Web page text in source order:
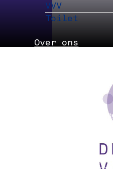
VVV
Toilet
Over ons
Evenement
Delft